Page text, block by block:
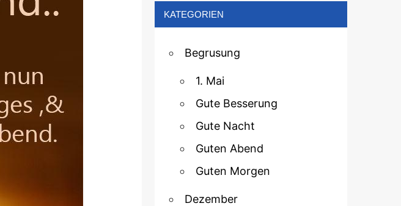
KATEGORIEN
Begrusung
1. Mai
Gute Besserung
Gute Nacht
Guten Abend
Guten Morgen
Dezember